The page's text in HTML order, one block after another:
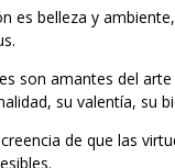
es belleza y
son amantes del
su valentía, su
de que las